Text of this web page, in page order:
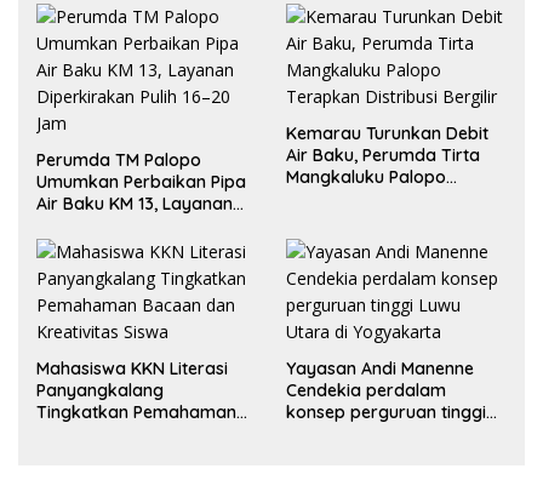
Perumda TM Palopo
Umumkan Perbaikan Pipa
Air Baku KM 13, Layanan
Jam
Kemarau Turunkan Debit
Air Baku, Perumda Tirta
Mangkaluku Palopo
Mahasiswa KKN Literasi
Panyangkalang
Tingkatkan Pemahaman
Yayasan Andi Manenne
Cendekia perdalam
konsep perguruan tinggi